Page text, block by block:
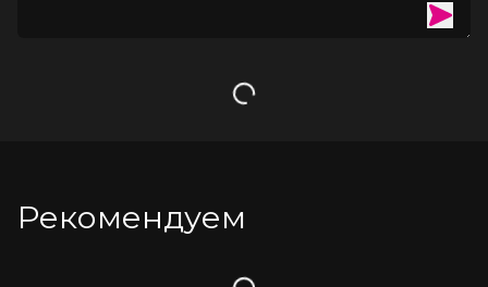
Загрузка
Рекомендуем